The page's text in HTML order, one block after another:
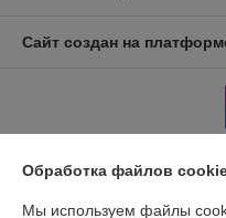
Сайт создан на
Обработка файлов
Мы используем файлы